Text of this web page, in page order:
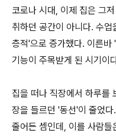
코로나 시대, 이제 집은 그
취하던 공간이 아니다. 수
층적'으로 증가했다. 이른바
기능이 주목받게 된 시기이
집을 떠나 직장에서 하루를
장을 들르던 '동선'이 줄었
줄어든 셈인데, 이를 사람